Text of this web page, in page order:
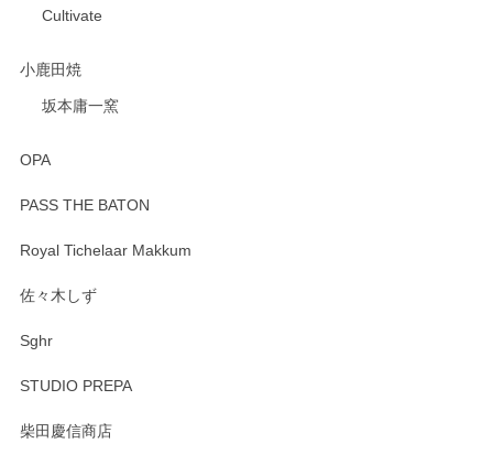
Cultivate
小鹿田焼
坂本庸一窯
OPA
PASS THE BATON
Royal Tichelaar Makkum
佐々木しず
Sghr
STUDIO PREPA
柴田慶信商店